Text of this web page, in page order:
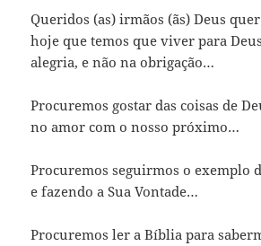
Queridos (as) irmãos (ãs) Deus
hoje que temos que viver para
alegria, e não na obrigação…
Procuremos gostar das coisas de
no amor com o nosso próximo…
Procuremos seguirmos o exemplo
e fazendo a Sua Vontade…
Procuremos ler a Bíblia para